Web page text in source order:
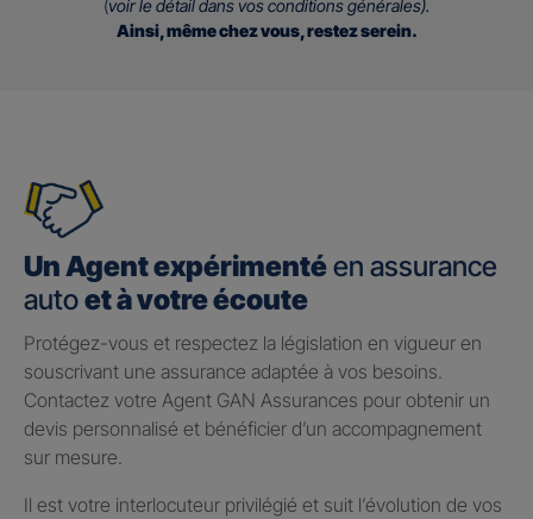
(voir le détail dans vos conditions générales).
Ainsi, même chez vous, restez serein.
Un Agent expérimentéen assurance
autoet à votre écoute
Protégez-vous et respectez la législation en vigueur en
souscrivant une assurance adaptée à vos besoins.
Contactez votre Agent GAN Assurances pour obtenir un
devis personnalisé et bénéficier d’un accompagnement
sur mesure.
Il est votre interlocuteur privilégié et suit l’évolution de vos